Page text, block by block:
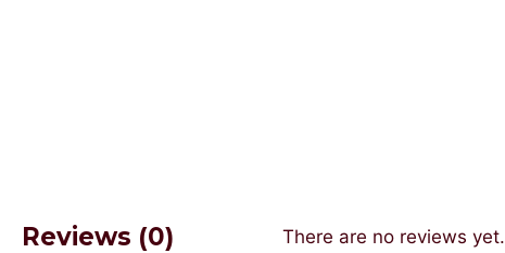
Reviews (0) There are no reviews yet.